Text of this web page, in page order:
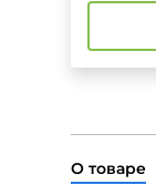
О товаре